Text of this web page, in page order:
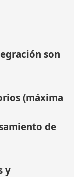
son
(máxima
de
y